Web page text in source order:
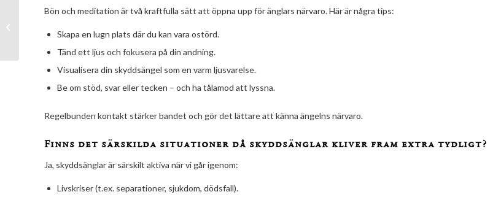
Bön och meditation är två kraftfulla sätt att öppna upp för änglars närvaro. Här är några tips:
Skapa en lugn plats där du kan vara ostörd.
Tänd ett ljus och fokusera på din andning.
Visualisera din skyddsängel som en varm ljusvarelse.
Be om stöd, svar eller tecken – och ha tålamod att lyssna.
Regelbunden kontakt stärker bandet och gör det lättare att känna ängelns närvaro.
Finns det särskilda situationer då skyddsänglar kliver fram extra tydligt?
Ja, skyddsänglar är särskilt aktiva när vi går igenom:
Livskriser (t.ex. separationer, sjukdom, dödsfall).
Användning av ljusmagi:
och hur du använder